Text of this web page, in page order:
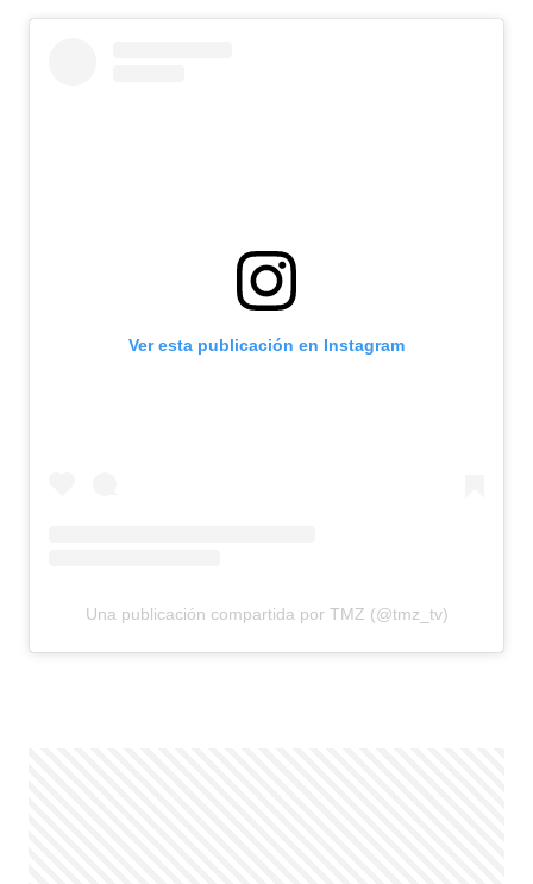
Ver esta publicación en Instagram
Una publicación compartida por TMZ (@tmz_tv)